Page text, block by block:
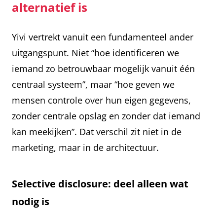
alternatief is
Yivi vertrekt vanuit een fundamenteel ander
uitgangspunt. Niet “hoe identificeren we
iemand zo betrouwbaar mogelijk vanuit één
centraal systeem”, maar “hoe geven we
mensen controle over hun eigen gegevens,
zonder centrale opslag en zonder dat iemand
kan meekijken”. Dat verschil zit niet in de
marketing, maar in de architectuur.
Selective disclosure: deel alleen wat
nodig is